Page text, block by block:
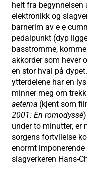
helt fra begynnelsen
elektronikk og
barnerim av e e
pedalpunkt (dyp
basstromme,
akkorder som hever
en stor hval på
ytterdelene har en
minner meg om
aeterna (kjent som
2001: En romodyssé
under to minutter, er
sorgens fortvilelse
enormt
slagverkeren Hans-